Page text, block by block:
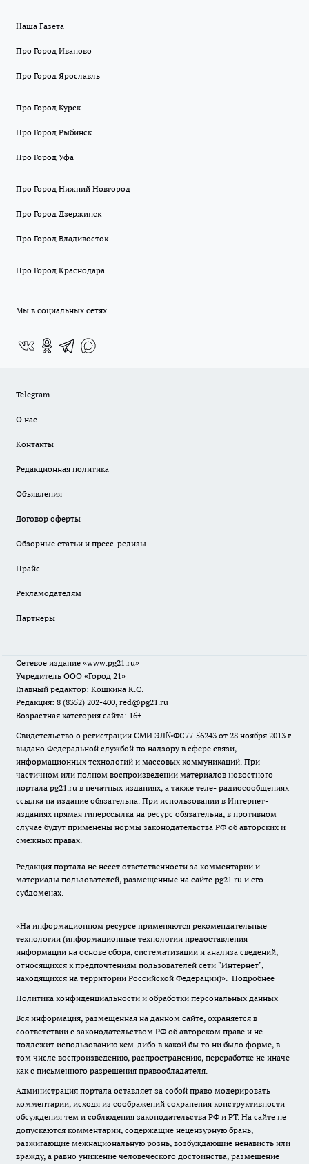
Наша Газета
Про Город Иваново
Про Город Ярославль
Про Город Курск
Про Город Рыбинск
Про Город Уфа
Про Город Нижний Новгород
Про Город Дзержинск
Про Город Владивосток
Про Город Краснодара
Мы в социальных сетях
Telegram
О нас
Контакты
Редакционная политика
Объявления
Договор оферты
Обзорные статьи и пресс-релизы
Прайс
Рекламодателям
Партнеры
Сетевое издание «www.pg21.ru»
Учредитель ООО «Город 21»
Главный редактор: Кошкина К.С.
Редакция: 8 (8352) 202-400, red@pg21.ru
Возрастная категория сайта: 16+
Свидетельство о регистрации СМИ ЭЛ№ФС77-56243 от 28 ноября 2013 г.
выдано Федеральной службой по надзору в сфере связи,
информационных технологий и массовых коммуникаций. При
частичном или полном воспроизведении материалов новостного
портала pg21.ru в печатных изданиях, а также теле- радиосообщениях
ссылка на издание обязательна. При использовании в Интернет-
изданиях прямая гиперссылка на ресурс обязательна, в противном
случае будут применены нормы законодательства РФ об авторских и
смежных правах.
Редакция портала не несет ответственности за комментарии и
материалы пользователей, размещенные на сайте pg21.ru и его
субдоменах.
«На информационном ресурсе применяются рекомендательные
технологии (информационные технологии предоставления
информации на основе сбора, систематизации и анализа сведений,
относящихся к предпочтениям пользователей сети "Интернет",
находящихся на территории Российской Федерации)». Подробнее
Политика конфиденциальности и обработки персональных данных
Вся информация, размещенная на данном сайте, охраняется в
соответствии с законодательством РФ об авторском праве и не
подлежит использованию кем-либо в какой бы то ни было форме, в
том числе воспроизведению, распространению, переработке не иначе
как с письменного разрешения правообладателя.
Администрация портала оставляет за собой право модерировать
комментарии, исходя из соображений сохранения конструктивности
обсуждения тем и соблюдения законодательства РФ и РТ. На сайте не
допускаются комментарии, содержащие нецензурную брань,
разжигающие межнациональную рознь, возбуждающие ненависть или
вражду, а равно унижение человеческого достоинства, размещение